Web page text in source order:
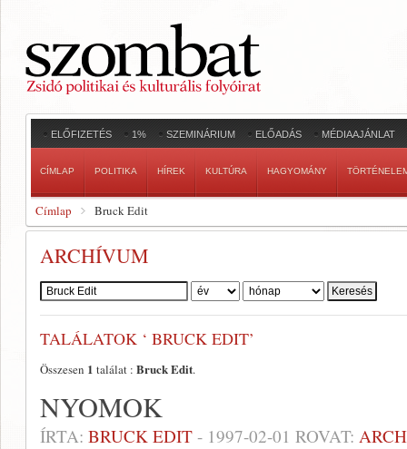
ELŐFIZETÉS 1% SZEMINÁRIUM ELŐADÁS MÉDIAAJÁNLAT
CÍMLAP POLITIKA HÍREK KULTÚRA HAGYOMÁNY
Címlap Bruck Edit
ARCHÍVUM
Szerző:
TALÁLATOK ‘ BRUCK EDIT’
Összesen 1 találat : Bruck Edit.
NYOMOK
ÍRTA: BRUCK EDIT - 1997-02-01 ROVAT: